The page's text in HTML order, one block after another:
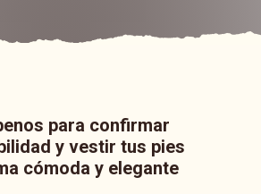
para confirmar
y vestir tus pies
cómoda y elegante